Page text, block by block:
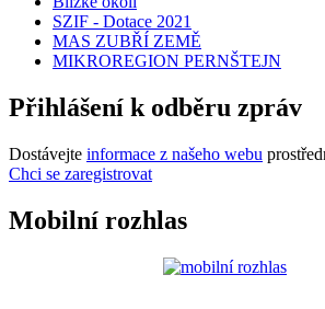
SZIF - Dotace 2021
MAS ZUBŘÍ ZEMĚ
MIKROREGION PERNŠTEJN
Přihlášení k odběru zpráv
Dostávejte informace z našeho webu
Chci se zaregistrovat
Mobilní rozhlas